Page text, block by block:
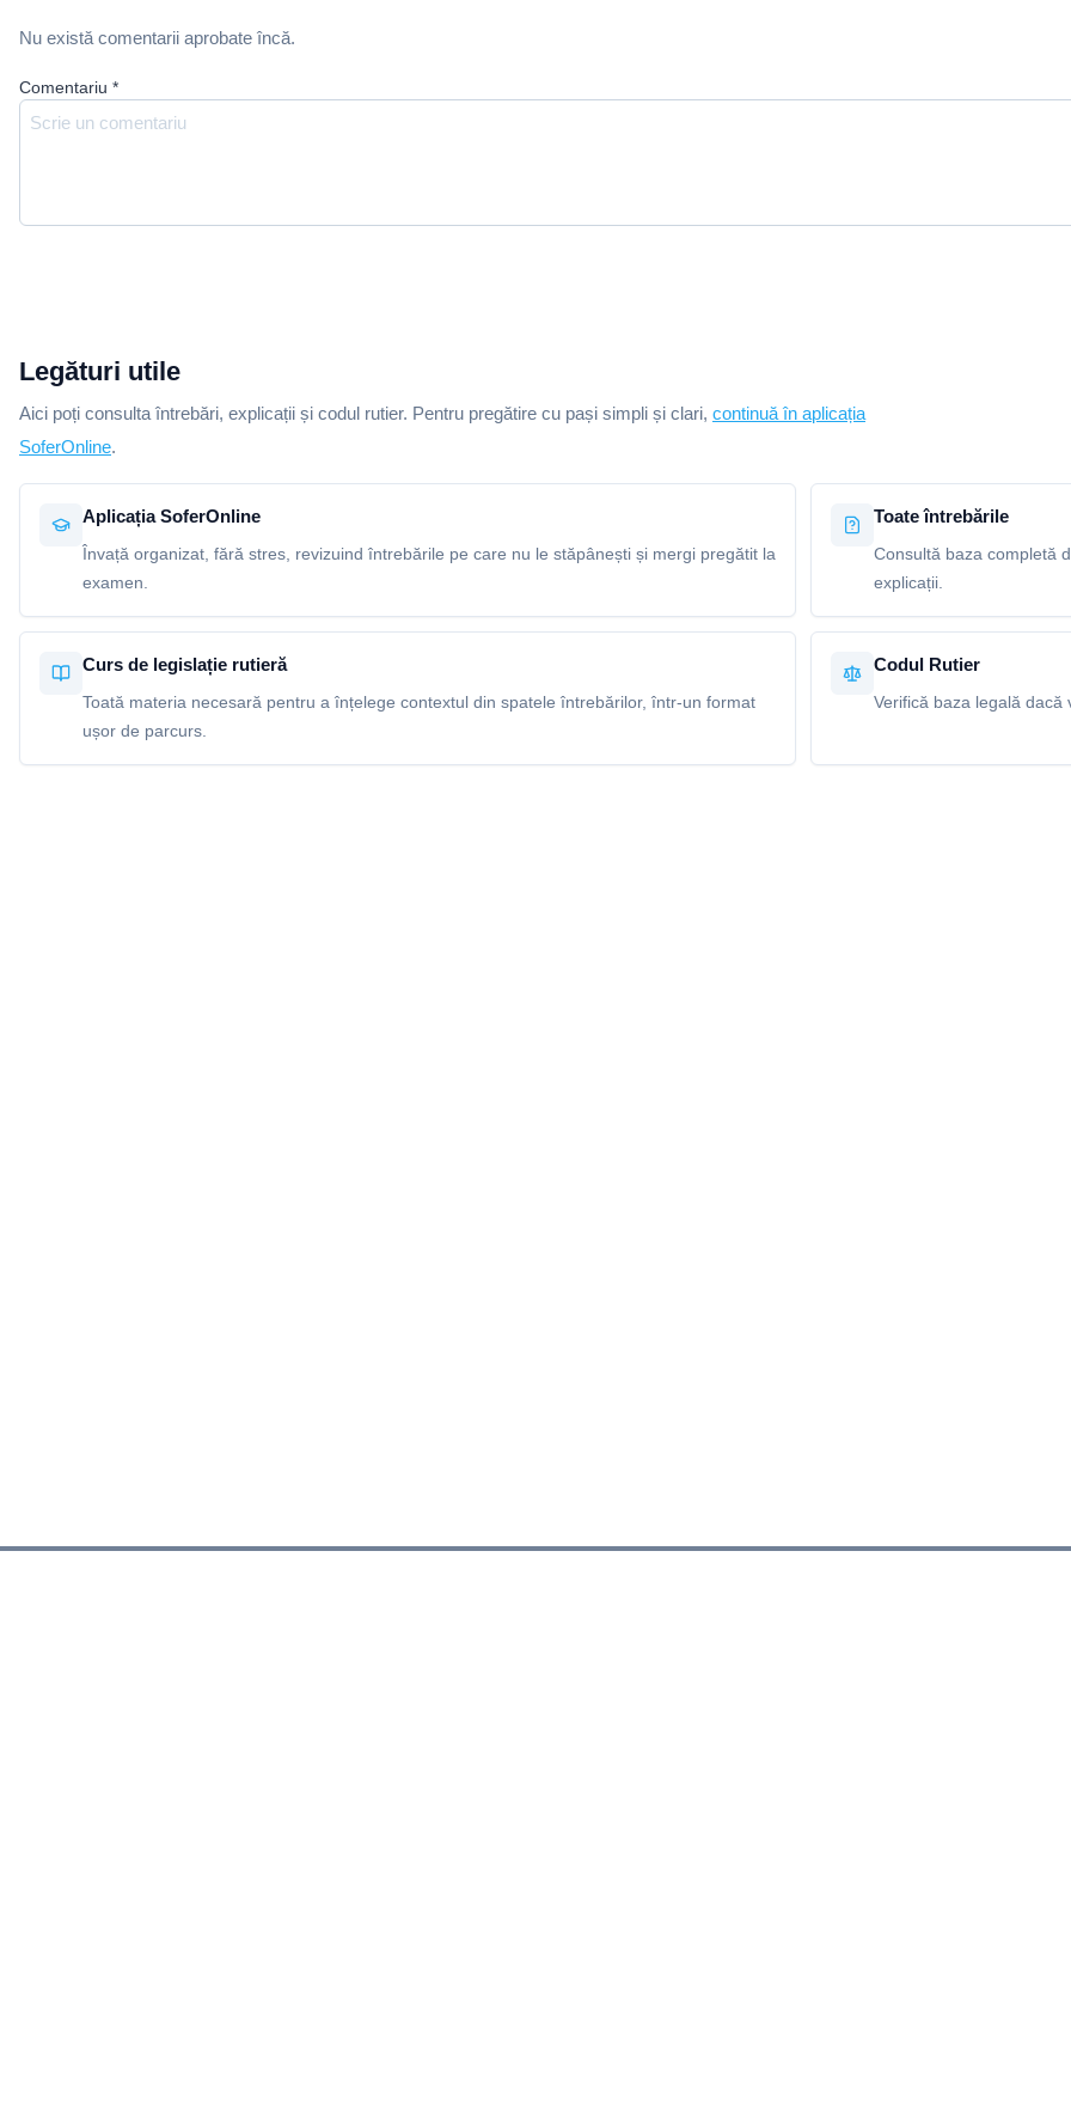
Nu există comentarii aprobate încă.
Comentariu *
Legături utile
Aici poți consulta întrebări, explicații și codul rutier. Pentru pregătire cu pași simpli și clari, continuă în aplicația
SoferOnline.
Aplicația SoferOnline
Învață organizat, fără stres, revizuind întrebările pe care nu le stăpânești și mergi pregătit la
examen.
Toate întrebările
Consultă baza completă
explicații.
Curs de legislație rutieră
Toată materia necesară pentru a înțelege contextul din spatele întrebărilor, într-un format
ușor de parcurs.
Codul Rutier
Verifică baza legală dacă